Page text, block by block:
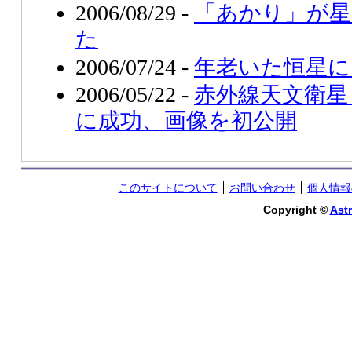
2006/08/29 -
「あかり」が
た
2006/07/24 - 年老いた恒星
2006/05/22 - 赤外線天文衛
に成功、画像を初公開
このサイトについて お問い合わせ
個人情
Copyright ©